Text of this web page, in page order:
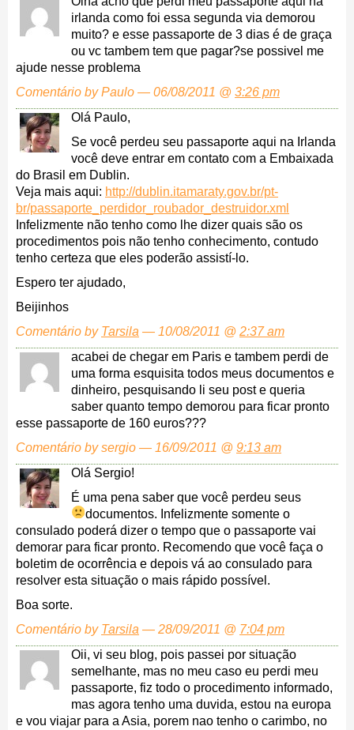
irlanda como foi essa segunda via demorou
muito? e esse passaporte de 3 dias é de graça
ou vc tambem tem que pagar?se possivel me
ajude nesse problema
Comentário by Paulo — 06/08/2011 @ 3:26 pm
Olá Paulo,
Se você perdeu seu passaporte aqui na Irlanda
você deve entrar em contato com a Embaixada
do Brasil em Dublin.
Veja mais aqui: http://dublin.itamaraty.gov.br/pt-
br/passaporte_perdidor_roubador_destruidor.xml
Infelizmente não tenho como lhe dizer quais são os
procedimentos pois não tenho conhecimento, contudo
tenho certeza que eles poderão assistí-lo.
Espero ter ajudado,
Beijinhos
Comentário by Tarsila — 10/08/2011 @ 2:37 am
acabei de chegar em Paris e tambem perdi de
uma forma esquisita todos meus documentos e
dinheiro, pesquisando li seu post e queria
saber quanto tempo demorou para ficar pronto
esse passaporte de 160 euros???
Comentário by sergio — 16/09/2011 @ 9:13 am
Olá Sergio!
É uma pena saber que você perdeu seus
documentos. Infelizmente somente o
consulado poderá dizer o tempo que o passaporte vai
demorar para ficar pronto. Recomendo que você faça o
boletim de ocorrência e depois vá ao consulado para
resolver esta situação o mais rápido possível.
Boa sorte.
Comentário by Tarsila — 28/09/2011 @ 7:04 pm
Oii, vi seu blog, pois passei por situação
semelhante, mas no meu caso eu perdi meu
passaporte, fiz todo o procedimento informado,
mas agora tenho uma duvida, estou na europa
e vou viajar para a Asia, porem nao tenho o carimbo, no